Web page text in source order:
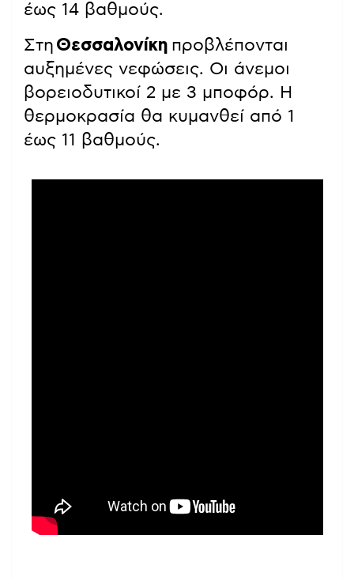
έως 14 βαθμούς.
Στη Θεσσαλονίκη προβλέπονται
αυξημένες νεφώσεις. Οι άνεμοι
βορειοδυτικοί 2 με 3 μποφόρ. Η
θερμοκρασία θα κυμανθεί από 1
έως 11 βαθμούς.